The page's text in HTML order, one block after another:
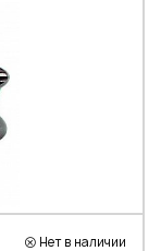
Нет в наличии